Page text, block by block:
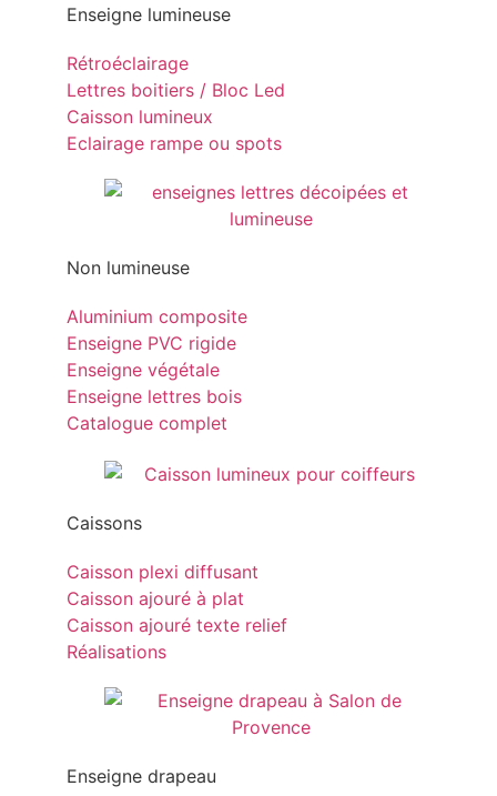
Enseigne lumineuse
Rétroéclairage
Lettres boitiers / Bloc Led
Caisson lumineux
Eclairage rampe ou spots
Non lumineuse
Aluminium composite
Enseigne PVC rigide
Enseigne végétale
Enseigne lettres bois
Catalogue complet
Caissons
Caisson plexi diffusant
Caisson ajouré à plat
Caisson ajouré texte relief
Réalisations
Enseigne drapeau